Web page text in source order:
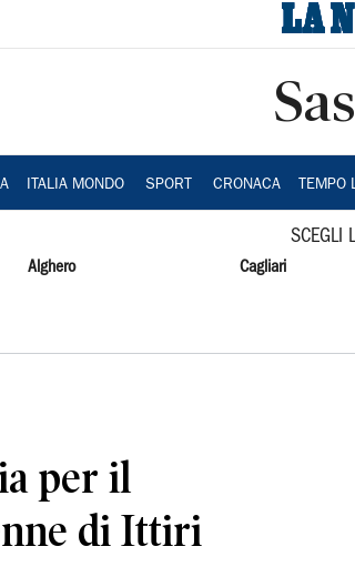
ITALIA MONDO SPORT CRONACA TEMPO
SCEGLI
Alghero Cagliari
per il
di Ittiri